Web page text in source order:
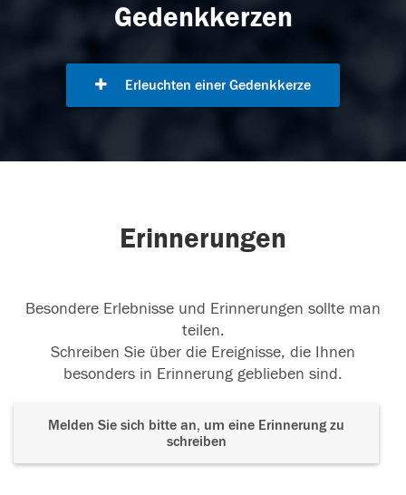
Gedenkkerzen
Erleuchten einer Gedenkkerze
Erinnerungen
Besondere Erlebnisse und Erinnerungen sollte man
teilen.
Schreiben Sie über die Ereignisse, die Ihnen
besonders in Erinnerung geblieben sind.
Melden Sie sich bitte an, um eine Erinnerung zu
schreiben